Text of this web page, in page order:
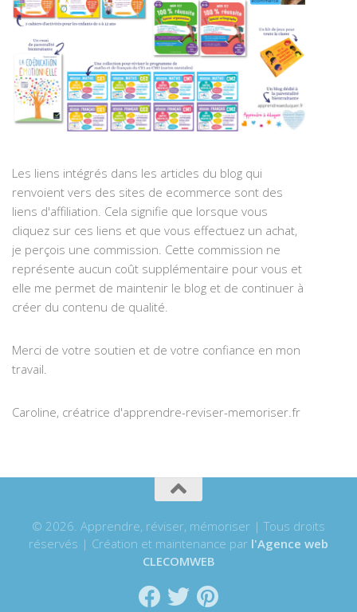
Les liens intégrés dans les articles du blog qui
renvoient vers des sites de ecommerce sont des
liens d'affiliation. Cela signifie que lorsque vous
cliquez sur ces liens et que vous effectuez un achat,
je perçois une commission. Cette commission ne
représente aucun coût supplémentaire pour vous et
elle me permet de maintenir le blog et de continuer à
créer du contenu de qualité.
Merci de votre soutien et de votre confiance en mon
travail.
Caroline, créatrice d'apprendre-reviser-memoriser.fr
© 2026. Apprendre, réviser, mémoriser | Tous droits
réservés | Création et maintenance par l'Agence web
CLECOMWEB